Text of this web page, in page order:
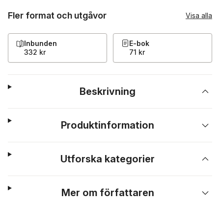
Fler format och utgåvor Visa alla
Inbunden
332 kr
E-bok
71 kr
Beskrivning
Produktinformation
Utforska kategorier
Mer om författaren